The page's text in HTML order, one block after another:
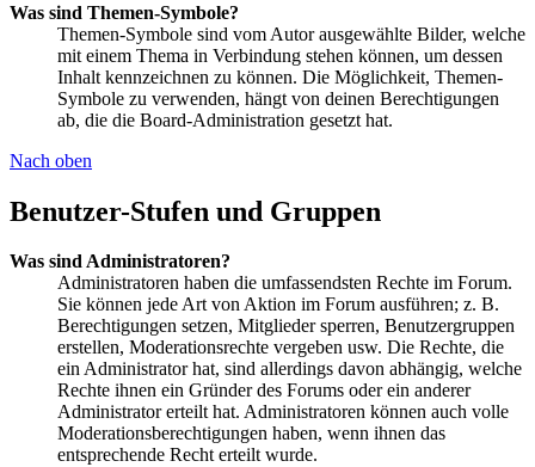
Was sind Themen-Symbole?
Themen-Symbole sind vom Autor ausgewählte Bilder, welche
mit einem Thema in Verbindung stehen können, um dessen
Inhalt kennzeichnen zu können. Die Möglichkeit, Themen-
Symbole zu verwenden, hängt von deinen Berechtigungen
ab, die die Board-Administration gesetzt hat.
Nach oben
Benutzer-Stufen und Gruppen
Was sind Administratoren?
Administratoren haben die umfassendsten Rechte im Forum.
Sie können jede Art von Aktion im Forum ausführen; z. B.
Berechtigungen setzen, Mitglieder sperren, Benutzergruppen
erstellen, Moderationsrechte vergeben usw. Die Rechte, die
ein Administrator hat, sind allerdings davon abhängig, welche
Rechte ihnen ein Gründer des Forums oder ein anderer
Administrator erteilt hat. Administratoren können auch volle
Moderationsberechtigungen haben, wenn ihnen das
entsprechende Recht erteilt wurde.